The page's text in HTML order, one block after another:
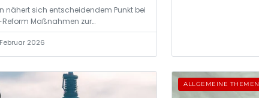
nähert sich entscheidendem Punkt bei
Maßnahmen zur…
2026
ALLGEMEINE THEMEN